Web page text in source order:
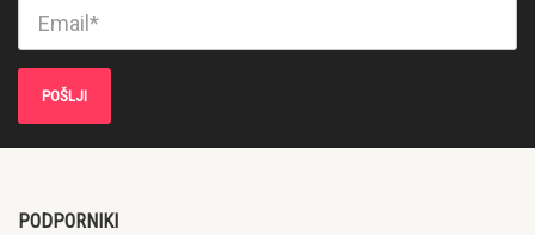
PODPORNIKI